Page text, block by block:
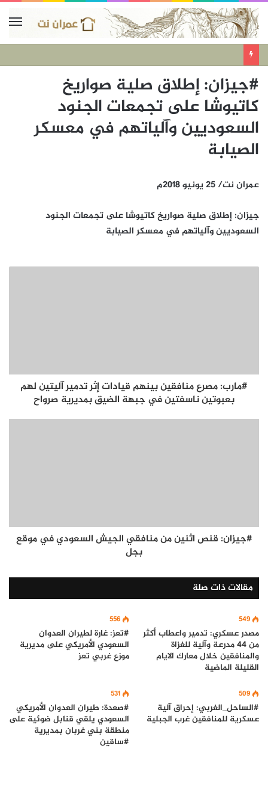
#جيزان: إطلاق صلية صواريخ
كاتيوشا على تجمعات الجنود
السعوديين وآلياتهم في معسكر
الصيابة
عمران نت/ 25 يونيو 2018م
جيزان: إطلاق صلية صواريخ كاتيوشا على تجمعات الجنود
السعوديين وآلياتهم في معسكر الصيابة
#مارب: مصرع منافقين بينهم قيادات إثر تدمير آليتين لهم
بعبوتين ناسفتين في جبهة الضيق بمديرية صرواح
#جيزان: قنص اثنين من منافقي الجيش السعودي في موقع
بجل
مقالات ذات صلة
549
مصدر عسكري: تدمير واعطاب أكثر
من 44 مدرعة وآلية للغزاة
والمنافقين خلال معارك الايام
القليلة الماضية
556
#تعز: غارة لطيران العدوان
السعودي الأمريكي على مديرية
موزع غربي تعز
509
#الساحل_الغربي: إحراق آلية
عسكرية للمنافقين غرب الجبلية
531
#صعدة: طيران العدوان الأمريكي
السعودي يلقي قنابل ضوئية على
منطقة بني غربان بمديرية
#ساقين